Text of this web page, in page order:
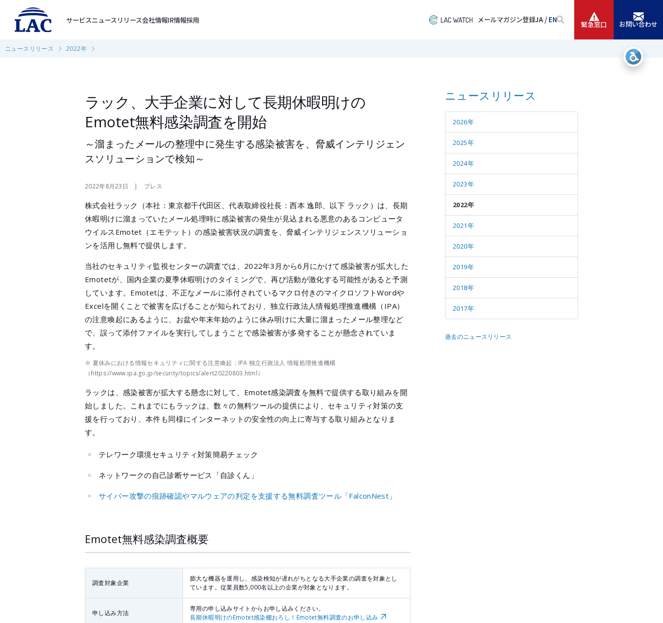
サービスニュースリリース会社情報IR情報採用 メールマガジン登録JA / EN 緊急窓口 お問い合わせ
会社情報
採用
ニュースリリース 2022年
ラック、大手企業に対して長期休暇明けの
Emotet無料感染調査を開始
～溜まったメールの整理中に発生する感染被害を、脅威インテリジェン
スソリューションで検知～
2022年8月23日 | プレス
株式会社ラック（本社：東京都千代田区、代表取締役社長：西本 逸郎、以下 ラック）は、長期
休暇明けに溜まっていたメール処理時に感染被害の発生が見込まれる悪意のあるコンピュータ
ウイルスEmotet（エモテット）の感染被害状況の調査を、脅威インテリジェンスソリューショ
ンを活用し無料で提供します。
当社のセキュリティ監視センターの調査では、2022年3月から6月にかけて感染被害が拡大した
Emotetが、国内企業の夏季休暇明けのタイミングで、再び活動が激化する可能性があると予測
しています。Emotetは、不正なメールに添付されているマクロ付きのマイクロソフトWordや
Excelを開くことで被害を広げることが知られており、独立行政法人情報処理推進機構（IPA）
の注意喚起にあるように、お盆や年末年始のように休み明けに大量に溜まったメール整理など
で、誤って添付ファイルを実行してしまうことで感染被害が多発することが懸念されていま
す。
※ 夏休みにおける情報セキュリティに関する注意喚起：IPA 独立行政法人 情報処理推進機構
（https://www.ipa.go.jp/security/topics/alert20220803.html）
ラックは、感染被害が拡大する懸念に対して、Emotet感染調査を無料で提供する取り組みを開
始しました。これまでにもラックは、数々の無料ツールの提供により、セキュリティ対策の支
援を行っており、本件も同様にインターネットの安全性の向上に寄与する取り組みとなりま
す。
テレワーク環境セキュリティ対策簡易チェック
ネットワークの自己診断サービス「自診くん」
サイバー攻撃の痕跡確認やマルウェアの判定を支援する無料調査ツール「FalconNest」
Emotet無料感染調査概要
調査対象企業
膨大な機器を運用し、感染検知が遅れがちとなる大手企業の調査を対象とし
ています。従業員数5,000名以上の企業が対象となります。
申し込み方法
専用の申し込みサイトからお申し込みください。
長期休暇明けのEmotet感染棚おろし！Emotet無料調査のお申し込み
ニュースリリース
2026年
2025年
2024年
2023年
2022年
2021年
2020年
2019年
2018年
2017年
過去のニュースリリース